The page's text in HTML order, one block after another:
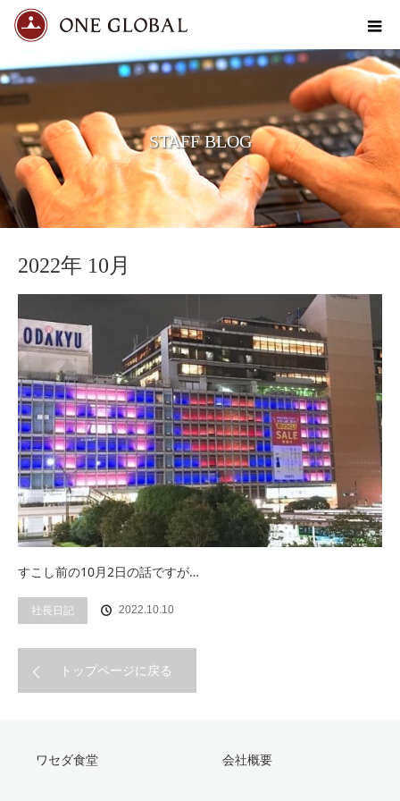
STAFF BLOG
2022年 10月
すこし前の10月2日の話ですが…
社長日記 2022.10.10
トップページに戻る
ワセダ食堂 会社概要